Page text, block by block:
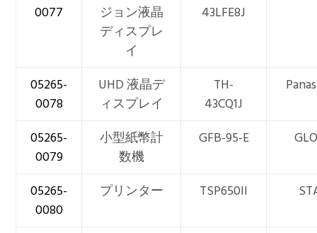
0077
ジョン液晶
ディスプレ
イ
43LFE8J
05265-
0078
UHD 液晶デ
ィスプレイ
TH-
43CQ1J
05265-
0079
小型紙幣計
数機
GFB-95-E
05265-
0080
プリンター TSP650II